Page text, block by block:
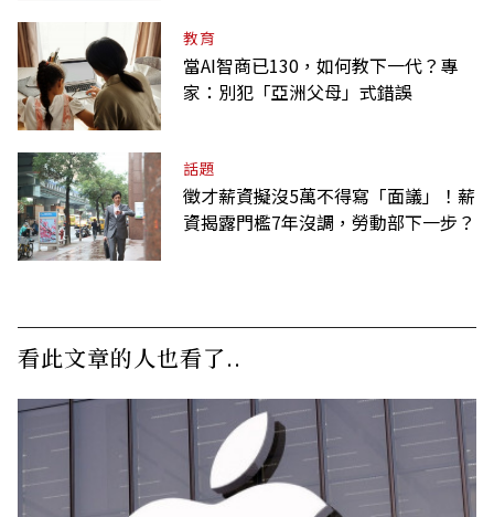
教育
當AI智商已130，如何教下一代？專
家：別犯「亞洲父母」式錯誤
話題
徵才薪資擬沒5萬不得寫「面議」！薪
資揭露門檻7年沒調，勞動部下一步？
看此文章的人也看了..